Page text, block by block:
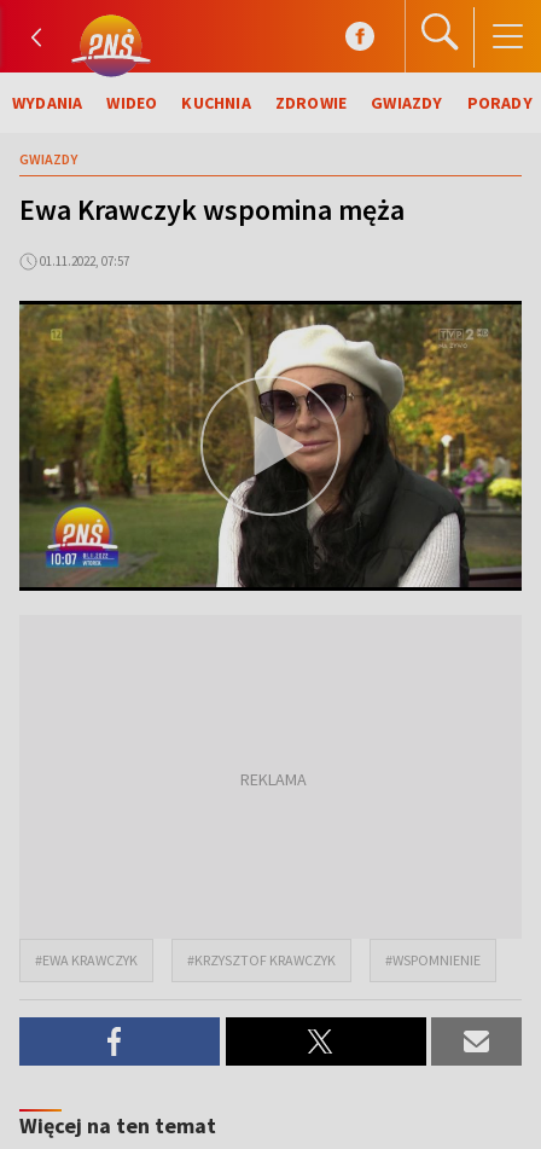
WYDANIA WIDEO KUCHNIA ZDROWIE GWIAZDY PORADY
GWIAZDY
Ewa Krawczyk wspomina męża
01.11.2022, 07:57
#EWA KRAWCZYK #KRZYSZTOF KRAWCZYK #WSPOMNIENIE
Więcej na ten temat